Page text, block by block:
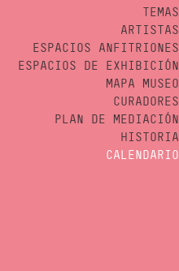
TEMAS
ARTISTAS
ESPACIOS ANFITRIONES
ESPACIOS DE EXHIBICIÓN
MAPA MUSEO
CURADORES
PLAN DE MEDIACIÓN
HISTORIA
CALENDARIO